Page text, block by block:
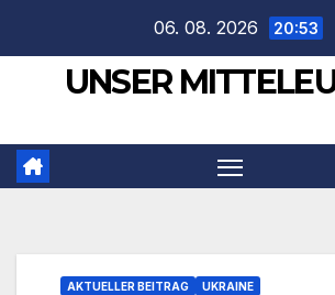
springen
06. 08. 2026 20:53
UNSER
AKTUELLER BEITRAG UKRAINE